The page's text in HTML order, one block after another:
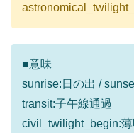
■意味
sunrise:日の出 /
transit:子午線通過
civil_twilight_begin: